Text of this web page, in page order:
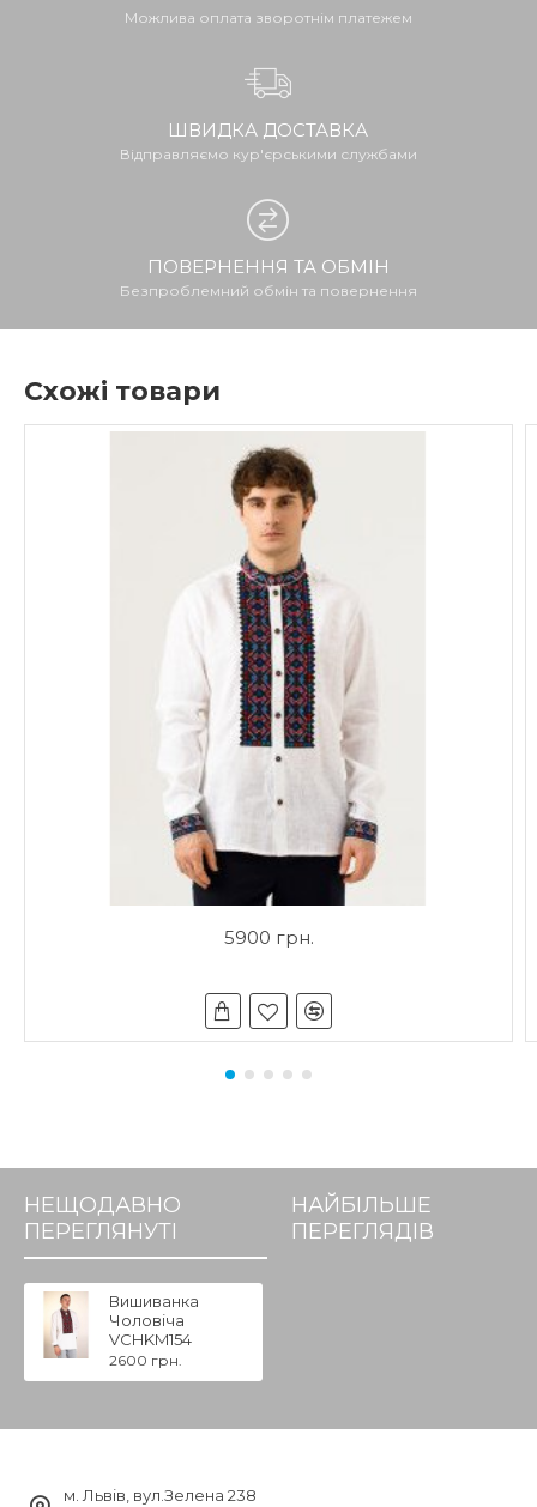
Можлива оплата зворотнім платежем
ШВИДКА ДОСТАВКА
Відправляємо кур'єрськими службами
ПОВЕРНЕННЯ ТА ОБМІН
Безпроблемний обмін та повернення
Схожі товари
5900 грн.
НЕЩОДАВНО
ПЕРЕГЛЯНУТІ
НАЙБІЛЬШЕ
ПЕРЕГЛЯДІВ
Вишиванка
Чоловіча
VCHKM154
2600 грн.
м. Львів, вул.Зелена 238